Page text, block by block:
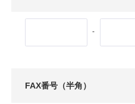
-
FAX番号（半角）